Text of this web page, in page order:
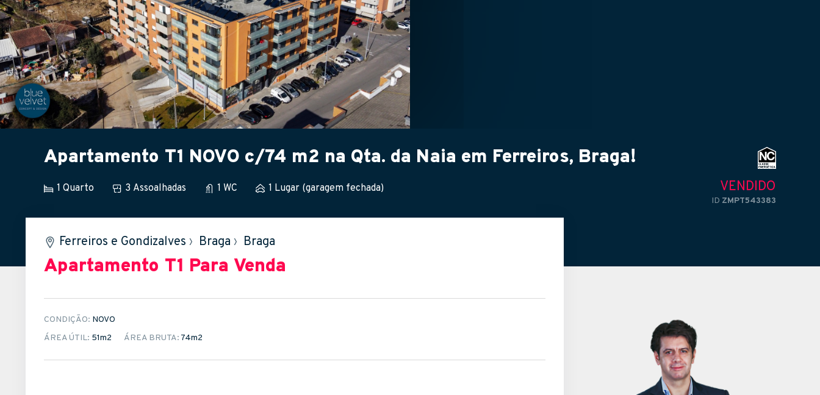
Apartamento T1 NOVO c/74 m2 na Qta. da Naia em Ferreiros, Braga!
1 Quarto 3 Assoalhadas 1 WC 1 Lugar (garagem fechada) VENDIDO
ID ZMPT543383
Ferreiros e Gondizalves › Braga › Braga
Apartamento T1 Para Venda
CONDIÇÃO: NOVO
ÁREA ÚTIL: 51m2 ÁREA BRUTA: 74m2